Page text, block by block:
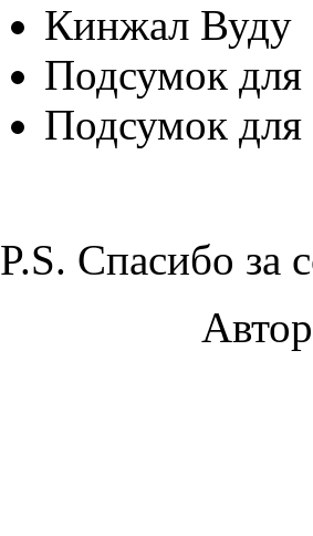
Кинжал Вуду
Подсумок для
Подсумок для
P.S. Спасибо за